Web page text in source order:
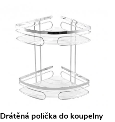
Drátěná polička do koupelny